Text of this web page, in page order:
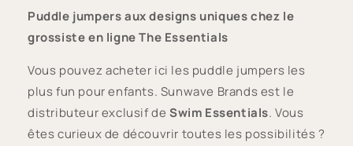
Puddle jumpers aux designs uniques chez le
grossiste en ligne The Essentials
Vous pouvez acheter ici les puddle jumpers les
plus fun pour enfants. Sunwave Brands est le
distributeur exclusif deSwim Essentials. Vous
êtes curieux de découvrir toutes les possibilités ?